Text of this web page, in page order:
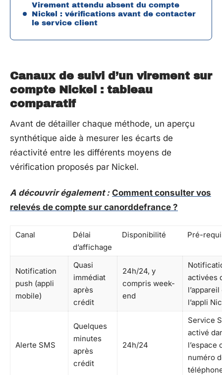
Virement attendu absent du compte
Nickel : vérifications avant de contacter
le service client
Canaux de suivi d’un virement sur
compte Nickel : tableau
comparatif
Avant de détailler chaque méthode, un aperçu
synthétique aide à mesurer les écarts de
réactivité entre les différents moyens de
vérification proposés par Nickel.
A découvrir également : Comment consulter vos
relevés de compte sur canorddefrance ?
Canal
Délai
d’affichage
Disponibilité Pré-
Notification
push (appli
mobile)
Quasi
immédiat
après
crédit
24h/24, y
compris week-
end
activées
l’appli
Alerte SMS
Quelques
minutes
après
crédit
24h/24
Service
activé
l’espace
numéro